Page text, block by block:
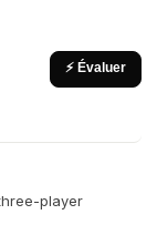
⚡ Évaluer
player